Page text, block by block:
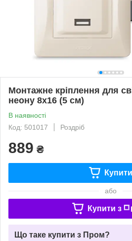
Монтажне кріплення для
неону 8x16 (5 см)
В наявності
Код: 501017
Роздріб
889 ₴
Купити
або
Купити з
Що таке купити з Пром?